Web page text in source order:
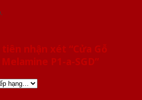
nhận xét “Cửa Gỗ
P1-a-SGD”